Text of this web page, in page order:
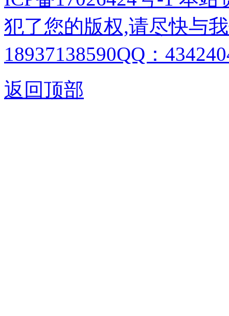
犯了您的版权,请尽快与
18937138590QQ：
返回顶部